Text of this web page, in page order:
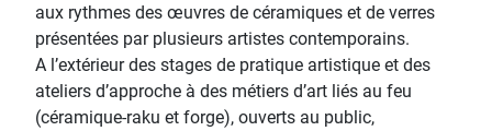
aux rythmes des œuvres de céramiques et de verres
présentées par plusieurs artistes contemporains.
A l’extérieur des stages de pratique artistique et des
ateliers d’approche à des métiers d’art liés au feu
(céramique-raku et forge), ouverts au public,